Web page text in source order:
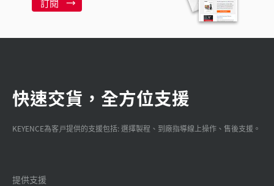
訂閱
快速交貨，全方位支援
KEYENCE為客戸提供的支援包括: 選擇製程、到廠指導線上操作、售後支援。
提供支援